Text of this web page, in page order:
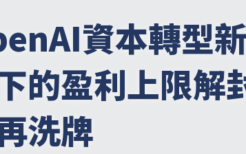
資本轉型
的盈利上限解
洗牌